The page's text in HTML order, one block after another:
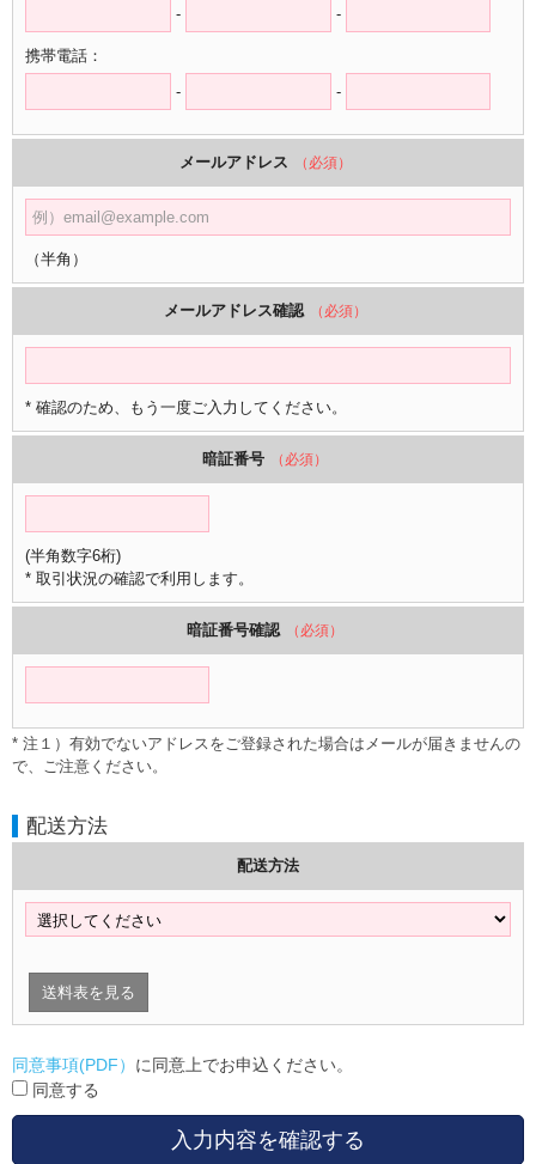
-
-
携帯電話：
-
-
メールアドレス （必須）
（半角）
メールアドレス確認 （必須）
* 確認のため、もう一度ご入力してください。
暗証番号 （必須）
(半角数字6桁)
* 取引状況の確認で利用します。
暗証番号確認 （必須）
* 注１）有効でないアドレスをご登録された場合はメールが届きませんの
で、ご注意ください。
配送方法
配送方法
送料表を見る
同意事項(PDF） に同意上でお申込ください。
同意する
入力内容を確認する